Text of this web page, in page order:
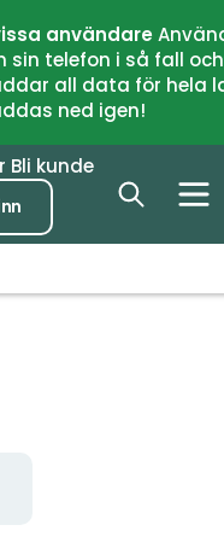
användare
telefon i så fall
all data för
ned igen!
Bli kunde